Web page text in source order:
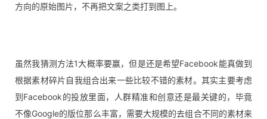
方向的原始图片，不再把文案之类打到图上。
虽然我猜测方法1大概率要赢，但是还是希望Facebook能真做到
根据素材碎片自我组合出来一些比较不错的素材。 其实主要考虑
到Facebook的投放里面，人群精准和创意还是最关键的，毕竟
不像Google的版位那么丰富，需要大规模的去组合不同的素材来